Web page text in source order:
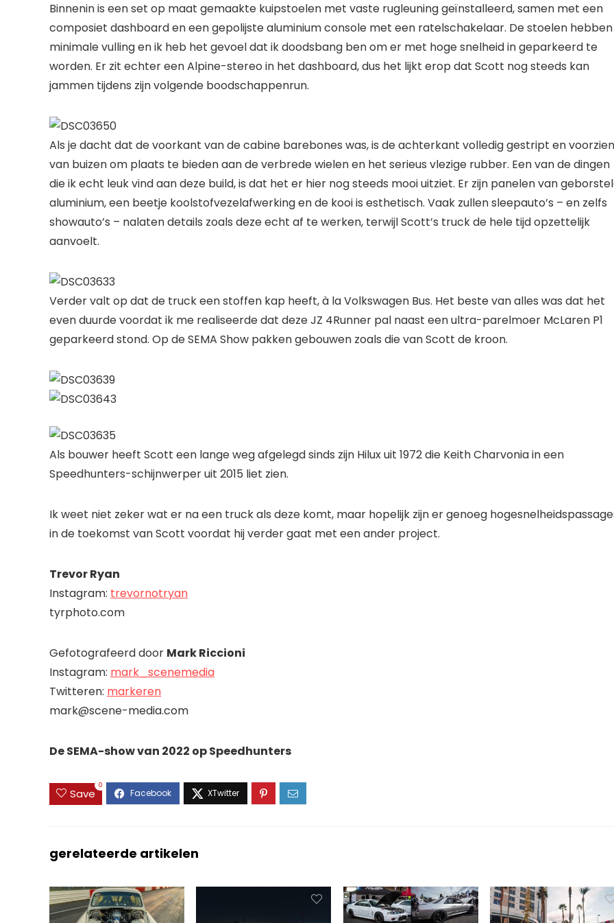
Binnenin is een set op maat gemaakte kuipstoelen met vaste rugleuning geïnstalleerd, samen met een
composiet dashboard en een gepolijste aluminium console met een ratelschakelaar. De stoelen hebben
minimale vulling en ik heb het gevoel dat ik doodsbang ben om er met hoge snelheid in geparkeerd te
worden. Er zit echter een Alpine-stereo in het dashboard, dus het lijkt erop dat Scott nog steeds kan
jammen tijdens zijn volgende boodschappenrun.
Als je dacht dat de voorkant van de cabine barebones was, is de achterkant volledig gestript en voorzien
van buizen om plaats te bieden aan de verbrede wielen en het serieus vlezige rubber. Een van de dingen
die ik echt leuk vind aan deze build, is dat het er hier nog steeds mooi uitziet. Er zijn panelen van
aluminium, een beetje koolstofvezelafwerking en de kooi is esthetisch. Vaak zullen sleepauto’s – en zelfs
showauto’s – nalaten details zoals deze echt af te werken, terwijl Scott’s truck de hele tijd opzettelijk
aanvoelt.
Verder valt op dat de truck een stoffen kap heeft, à la Volkswagen Bus. Het beste van alles was dat het
even duurde voordat ik me realiseerde dat deze JZ 4Runner pal naast een ultra-parelmoer McLaren P1
geparkeerd stond. Op de SEMA Show pakken gebouwen zoals die van Scott de kroon.
Als bouwer heeft Scott een lange weg afgelegd sinds zijn Hilux uit 1972 die Keith Charvonia in een
Speedhunters-schijnwerper uit 2015 liet zien.
Ik weet niet zeker wat er na een truck als deze komt, maar hopelijk zijn er genoeg
in de toekomst van Scott voordat hij verder gaat met een ander project.
Trevor Ryan
Instagram: trevornotryan
tyrphoto.com
Gefotografeerd door Mark Riccioni
Instagram: mark_scenemedia
Twitteren: markeren
mark@scene-media.com
De SEMA-show van 2022 op Speedhunters
Save
0
gerelateerde artikelen